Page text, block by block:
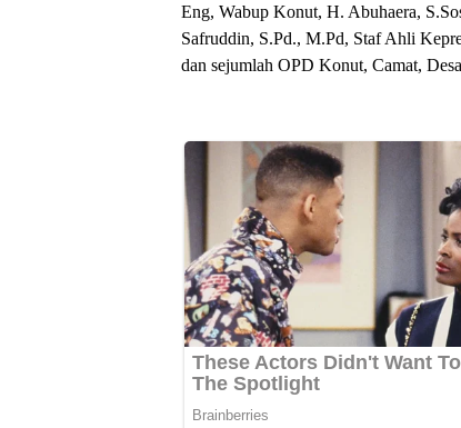
Eng, Wabup Konut, H. Abuhaera,
Safruddin, S.Pd., M.Pd, Staf Ahli
dan sejumlah OPD Konut, Camat,